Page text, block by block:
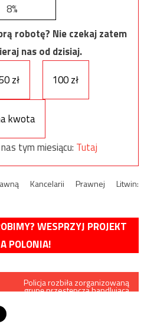
8%
robotę? Nie czekaj zatem
nas od dzisiaj.
zł 100 zł
kwota
tym miesiącu: Tutaj
Kancelarii Prawnej Litwin:
WESPRZYJ PROJEKT
POLONIA!
Policja rozbiła zorganizowaną
grupę przestępczą handlującą